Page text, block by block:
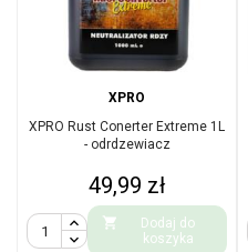
XPRO
XPRO Rust Conerter Extreme 1L
- odrdzewiacz
Cena
49,99 zł

Dodaj do
koszyka